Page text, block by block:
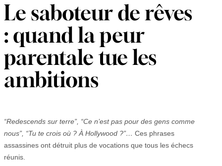
Le saboteur de rêves
: quand la peur
parentale tue les
ambitions
“Redescends sur terre”, “Ce n’est pas pour des gens comme
nous”, “Tu te crois où ? À Hollywood ?”… Ces phrases
assassines ont détruit plus de vocations que tous les échecs
réunis.